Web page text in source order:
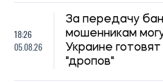
18:26
05.08.26
За передачу
мошенникам
Украине
"дропов"